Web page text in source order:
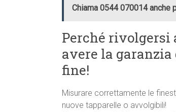
Chiama 0544 070014 anche
Perché rivolgersi
avere la
fine!
Misurare correttamente le
nuove tapparelle o avvolgibili!